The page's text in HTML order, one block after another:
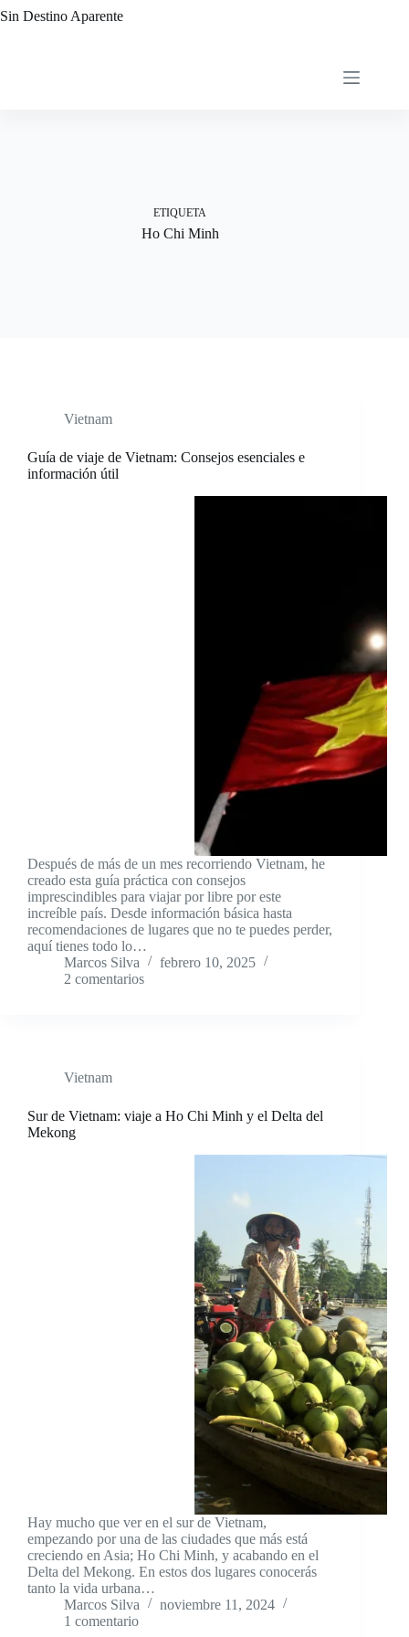
al
Sin Destino Aparente
ETIQUETA
Ho Chi Minh
Vietnam
Guía de viaje de Vietnam: Consejos esenciales e
información útil
Después de más de un mes recorriendo Vietnam, he
creado esta guía práctica con consejos
imprescindibles para viajar por libre por este
increíble país. Desde información básica hasta
recomendaciones de lugares que no te puedes perder,
aquí tienes todo lo…
Marcos Silva
febrero 10, 2025
2 comentarios
Vietnam
Sur de Vietnam: viaje a Ho Chi Minh y el Delta del
Mekong
Hay mucho que ver en el sur de Vietnam,
empezando por una de las ciudades que más está
creciendo en Asia; Ho Chi Minh, y acabando en el
Delta del Mekong. En estos dos lugares conocerás
tanto la vida urbana…
Marcos Silva
noviembre 11, 2024
1 comentario